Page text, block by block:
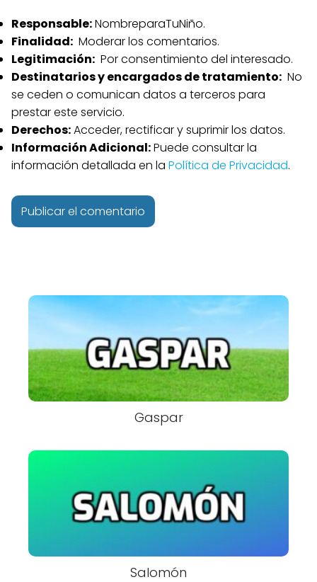
Responsable:NombreparaTuNiño.
Finalidad: Moderar los comentarios.
Legitimación: Por consentimiento del interesado.
Destinatarios y encargados de tratamiento: No
se ceden o comunican datos a terceros para
prestar este servicio.
Derechos:Acceder, rectificar y suprimir los datos.
Información Adicional:Puede consultar la
información detallada en la Política de Privacidad.
Gaspar
Salomón